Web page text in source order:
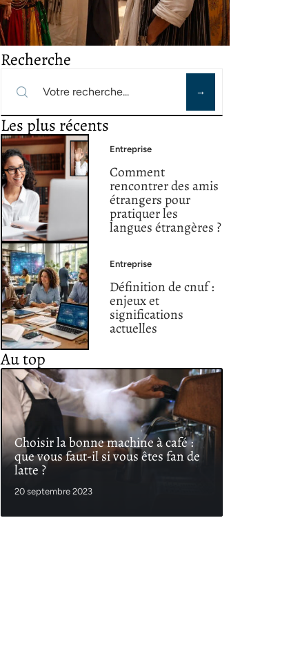
Recherche
Les plus récents
Entreprise
Comment
rencontrer des amis
étrangers pour
pratiquer les
langues étrangères ?
Entreprise
Définition de cnuf :
enjeux et
significations
actuelles
Au top
Choisir la bonne machine à café :
que vous faut-il si vous êtes fan de
latte ?
20 septembre 2023